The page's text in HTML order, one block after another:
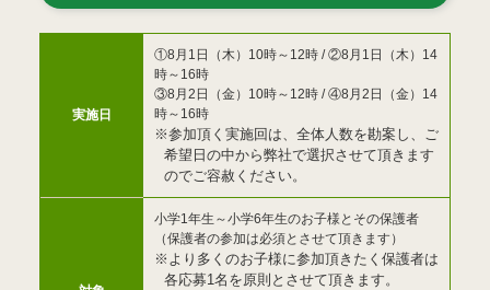
実施日
①8月1日（木）10時～12時 / ②8月1日（木）14
時～16時
③8月2日（金）10時～12時 / ④8月2日（金）14
時～16時
※参加頂く実施回は、全体人数を勘案し、ご
希望日の中から弊社で選択させて頂きます
のでご容赦ください。
小学1年生～小学6年生のお子様とその保護者
（保護者の参加は必須とさせて頂きます）
※より多くのお子様に参加頂きたく保護者は
各応募1名を原則とさせて頂きます。